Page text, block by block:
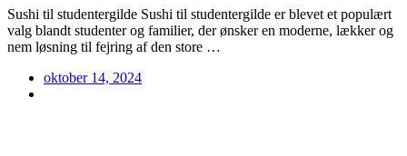
Sushi til studentergilde Sushi til studentergilde er blevet et populært
valg blandt studenter og familier, der ønsker en moderne, lækker og
nem løsning til fejring af den store …
oktober 14, 2024